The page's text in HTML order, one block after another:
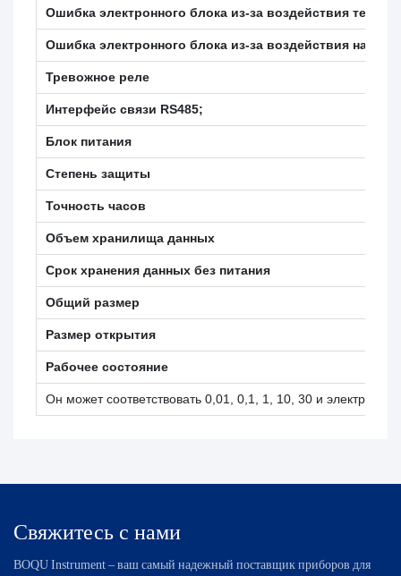
Ошибка электронного блока из-за воздействия
Ошибка электронного блока из-за воздействия
Тревожное реле
Интерфейс связи RS485;
Блок питания
Степень защиты
Точность часов
Объем хранилища данных
Срок хранения данных без питания
Общий размер
Размер открытия
Рабочее состояние
Он может соответствовать 0,01, 0,1, 1, 10, 30 и
Свяжитесь с нами
BOQU Instrument – ​​ваш самый надежный поставщик приборов для